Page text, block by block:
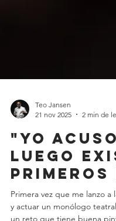
21 nov 2025
2 min de
"Yo
luego
primeros
Primera vez que me lanzo a